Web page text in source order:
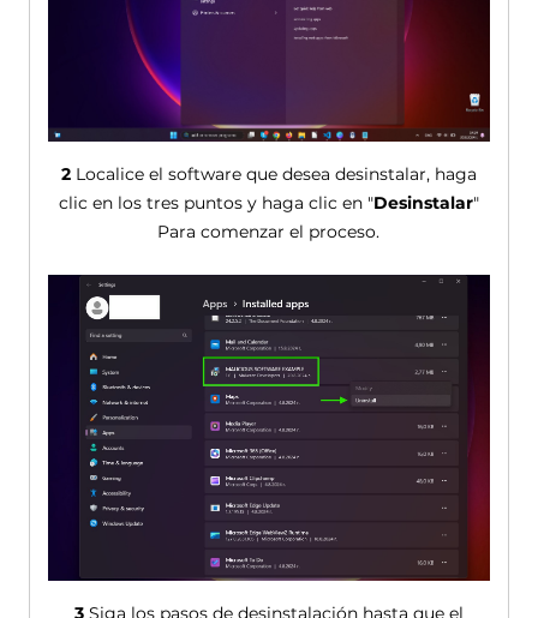
2Localice el software que desea desinstalar, haga
clic en los tres puntos y haga clic en "Desinstalar"
Para comenzar el proceso.
3Siga los pasos de desinstalación hasta que el